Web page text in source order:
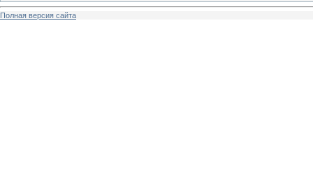
Полная версия сайта